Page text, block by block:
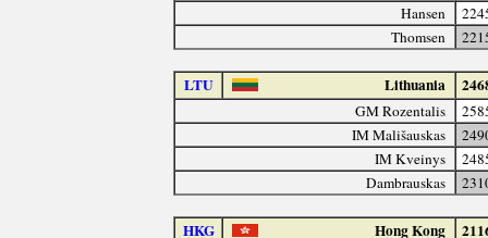
Hansen
Thomsen
LTU Lithuania
GM Rozentalis
IM Mališauskas
IM Kveinys
Dambrauskas
HKG Hong Kong